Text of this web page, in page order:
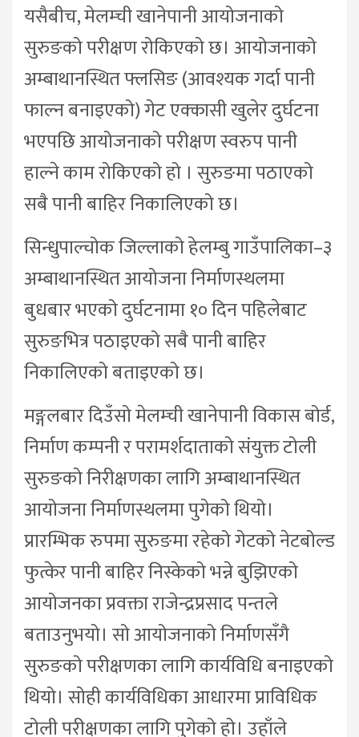
यसैबीच, मेलम्ची खानेपानी आयोजनाको
सुरुङको परीक्षण रोकिएको छ। आयोजनाको
अम्बाथानस्थित फ्लसिङ (आवश्यक गर्दा पानी
फाल्न बनाइएको) गेट एक्कासी खुलेर दुर्घटना
भएपछि आयोजनाको परीक्षण स्वरुप पानी
हाल्ने काम रोकिएको हो । सुरुङमा पठाएको
सबै पानी बाहिर निकालिएको छ।
सिन्धुपाल्चोक जिल्लाको हेलम्बु गाउँपालिका–३
अम्बाथानस्थित आयोजना निर्माणस्थलमा
बुधबार भएको दुर्घटनामा १० दिन पहिलेबाट
सुरुङभित्र पठाइएको सबै पानी बाहिर
निकालिएको बताइएको छ।
मङ्गलबार दिउँसो मेलम्ची खानेपानी विकास बोर्ड,
निर्माण कम्पनी र परामर्शदाताको संयुक्त टोली
सुरुङको निरीक्षणका लागि अम्बाथानस्थित
आयोजना निर्माणस्थलमा पुगेको थियो।
प्रारम्भिक रुपमा सुरुङमा रहेको गेटको नेटबोल्ड
फुत्केर पानी बाहिर निस्केको भन्ने बुझिएको
आयोजनका प्रवक्ता राजेन्द्रप्रसाद पन्तले
बताउनुभयो। सो आयोजनाको निर्माणसँगै
सुरुङको परीक्षणका लागि कार्यविधि बनाइएको
थियो। सोही कार्यविधिका आधारमा प्राविधिक
टोली परीक्षणका लागि पुगेको हो। उहाँले